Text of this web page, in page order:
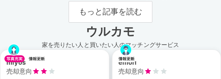
もっと記事を読む
ウルカモ
家を売りたい人と買いたい人のマッチングサービス
miyos
売却意向
emori
売却意向